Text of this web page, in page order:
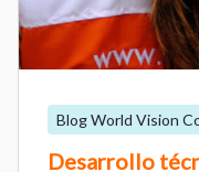
Blog World Vision
Desarrollo